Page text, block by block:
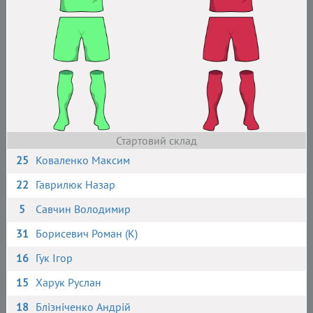
Стартовий склад
25 Коваленко Максим
22 Гаврилюк Назар
5
Савчин Володимир
31 Борисевич Роман (К)
16 Гук Ігор
15 Харук Руслан
18 Блізніченко Андрій